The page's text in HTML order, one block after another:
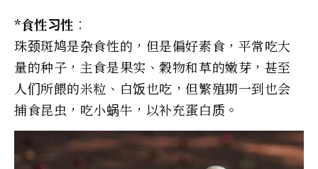
*食性习性︰
珠颈斑鸠是杂食性的，但是偏好素食，平常吃大
量的种子，主食是果实、穀物和草的嫩芽，甚至
人们所餵的米粒、白饭也吃，但繁殖期一到也会
捕食昆虫，吃小蜗牛，以补充蛋白质。